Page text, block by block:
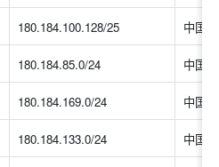
180.184.100.128/25 中国
180.184.85.0/24 中国
180.184.169.0/24 中国
180.184.133.0/24 中国